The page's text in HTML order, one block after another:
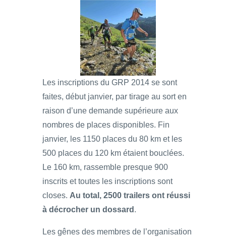
Les inscriptions du GRP 2014 se sont
faites, début janvier, par tirage au sort en
raison d’une demande supérieure aux
nombres de places disponibles. Fin
janvier, les 1150 places du 80 km et les
500 places du 120 km étaient bouclées.
Le 160 km, rassemble presque 900
inscrits et toutes les inscriptions sont
closes. Au total, 2500 trailers ont réussi
à décrocher un dossard .
Les gênes des membres de l’organisation